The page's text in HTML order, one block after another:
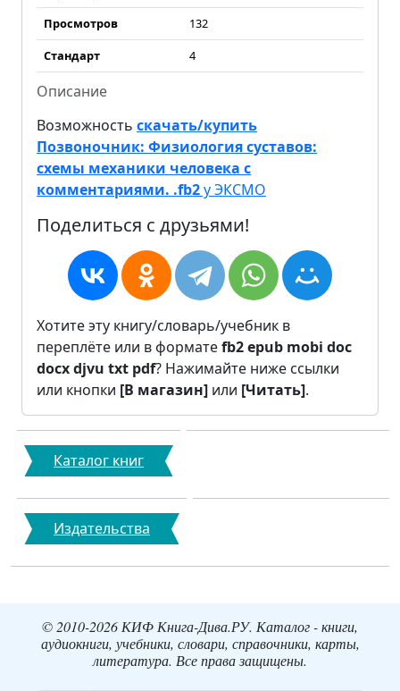
Просмотров
132
Стандарт
4
Описание
Возможность скачать/купить
Позвоночник: Физиология суставов:
схемы механики человека с
комментариями. .fb2у ЭКСМО
Поделиться с друзьями!
Хотите эту книгу/словарь/учебник в
переплёте или в форматеfb2epub mobi doc
docxdjvu txt pdf? Нажимайте ниже ссылки
или кнопки [В магазин] или [Читать].
Каталог книг
Издательства
© 2010-2026 КИФ Книга-Дива.РУ. Каталог - книги,
аудиокниги, учебники, словари, справочники, карты,
литература. Все права защищены.